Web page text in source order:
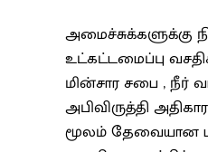
அமைச்சுக்களுக்கு
உட்கட்டமைப்பு
மின்சார சபை , நீர்
அபிவிருத்தி
மூலம் தேவையான